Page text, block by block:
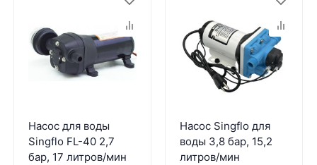
Насос для воды
Singflo FL-40 2,7
бар, 17 литров/мин
Насос Singflo для
воды 3,8 бар, 15,2
литров/мин